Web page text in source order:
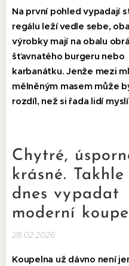
Na první pohled vypadají
regálu leží vedle sebe, oba
výrobky mají na obalu
šťavnatého burgeru nebo
karbanátku. Jenže mezi
mělněným masem může
rozdíl, než si řada lidí
Chytré,
krásné. Takhle
dnes vypadat
moderní
28.02.2026
Koupelna už dávno není